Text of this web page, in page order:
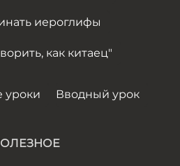
иероглифы
как китаец"
уроки Вводный урок